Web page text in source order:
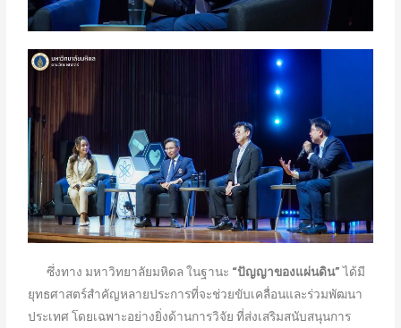
ซึ่งทาง มหาวิทยาลัยมหิดล ในฐานะ “ปัญญาของแผ่นดิน”ได้มี
ยุทธศาสตร์สำคัญหลายประการที่จะช่วยขับเคลื่อนและร่วมพัฒนา
ประเทศ โดยเฉพาะอย่างยิ่งด้านการวิจัย ที่ส่งเสริมสนับสนุนการ